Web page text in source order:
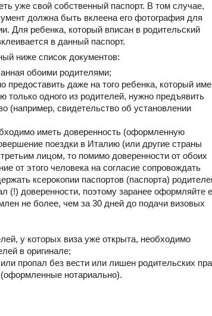
уже свой собственный паспорт. В том случае,
должна быть вклеена его фотография для
Для ребенка, который вписан в родительский
в данный паспорт.
ниже список документов:
обоими родителями;
предоставить даже на того ребенка, который
одного из родителей, нужно предъявить
(например, свидетельство об установлении
иметь доверенность (оформленную
поездки в Италию (или другие страны
лицом, то помимо доверенности от обоих
от этого человека на согласие сопровождать
ксерокопии паспортов (паспорта)
(!) доверенности, поэтому заранее оформляйте
не более, чем за 30 дней до подачи визовых
у которых виза уже открыта, необходимо
в оригинале;
пропал без вести или лишен родительских
нотариально).